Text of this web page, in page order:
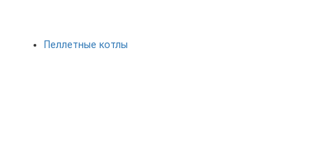
Пеллетные котлы